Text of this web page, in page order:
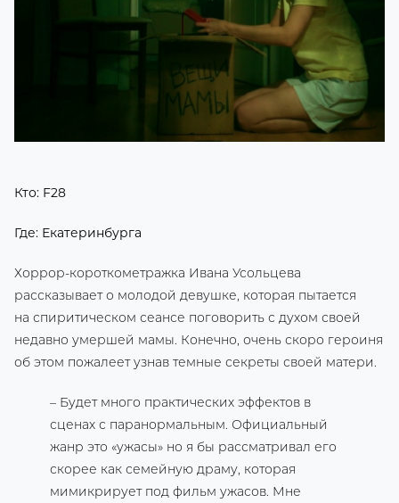
Кто: F28
Где: Екатеринбурга
Хоррор-короткометражка Ивана Усольцева
рассказывает о молодой девушке, которая пытается
на спиритическом сеансе поговорить с духом своей
недавно умершей мамы. Конечно, очень скоро героиня
об этом пожалеет узнав темные секреты своей матери.
– Будет много практических эффектов в
сценах с паранормальным. Официальный
жанр это «ужасы» но я бы рассматривал его
скорее как семейную драму, которая
мимикрирует под фильм ужасов. Мне